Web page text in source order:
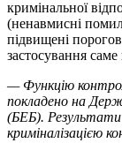
кримінальної
(ненавмисні
підвищені
застосування саме
— Функцію
покладено на
(БЕБ). Результати
криміналізацією